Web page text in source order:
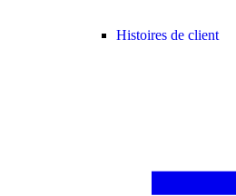
Histoires de client